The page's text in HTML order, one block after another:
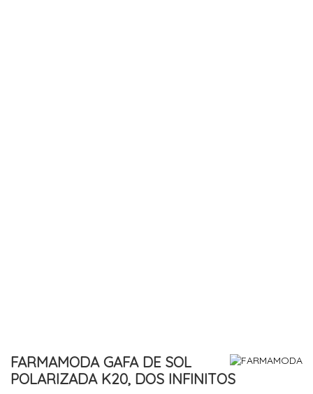
FARMAMODA GAFA DE SOL
POLARIZADA K20, DOS INFINITOS